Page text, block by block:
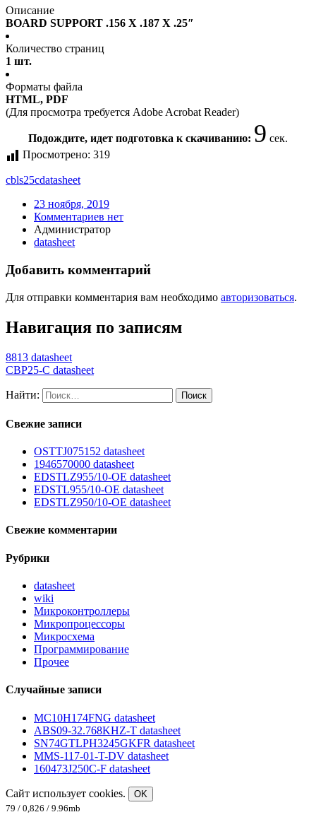
Описание
BOARD SUPPORT .156 X .187 X .25″
Количество страниц
1 шт.
Форматы файла
HTML, PDF
(Для просмотра требуется Adobe Acrobat Reader)
Подождите, идет подготовка к скачиванию: 9 сек.
Просмотрено: 319
cbls25cdatasheet
23 ноября, 2019
Комментариев нет
Администратор
datasheet
Добавить комментарий
Для отправки комментария вам необходимо авторизоваться.
Навигация по записям
8813 datasheet
CBP25-C datasheet
Найти:
Свежие записи
OSTTJ075152 datasheet
1946570000 datasheet
EDSTLZ955/10-OE datasheet
EDSTL955/10-OE datasheet
EDSTLZ950/10-OE datasheet
Свежие комментарии
Рубрики
datasheet
wiki
Микроконтроллеры
Микропроцессоры
Микросхема
Программирование
Прочее
Случайные записи
MC10H174FNG datasheet
ABS09-32.768KHZ-T datasheet
SN74GTLPH3245GKFR datasheet
MMS-117-01-T-DV datasheet
160473J250C-F datasheet
Сайт использует cookies.
OK
79 / 0,826 / 9.96mb